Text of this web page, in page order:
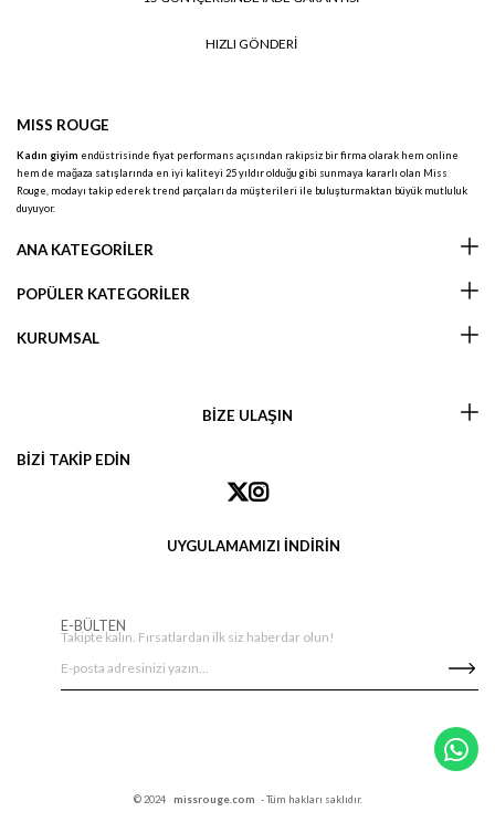
HIZLI GÖNDERİ
MISS ROUGE
Kadın giyim endüstrisinde fiyat performans açısından rakipsiz bir firma olarak hem online
hem de mağaza satışlarında en iyi kaliteyi 25 yıldır olduğu gibi sunmaya kararlı olan Miss
Rouge, modayı takip ederek trend parçaları da müşterileri ile buluşturmaktan büyük mutluluk
duyuyor.
ANA KATEGORİLER
POPÜLER KATEGORİLER
KURUMSAL
BİZE ULAŞIN
BİZİ TAKİP EDİN
UYGULAMAMIZI İNDİRİN
E-BÜLTEN
Takipte kalın. Fırsatlardan ilk siz haberdar olun!
© 2024 missrouge.com - Tüm hakları saklıdır.